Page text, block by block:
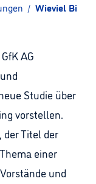
/ Wieviel
AG
Studie über
vorstellen.
Titel der
einer
und